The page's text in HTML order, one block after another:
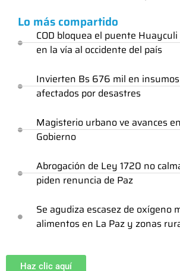
Lo más compartido
COD bloquea el puente
en la vía al occidente del país
Invierten Bs 676 mil en
afectados por desastres
Magisterio urbano ve avances
Gobierno
Abrogación de Ley 1720 no
piden renuncia de Paz
Se agudiza escasez de oxígeno
alimentos en La Paz y zonas
Haz clic aquí